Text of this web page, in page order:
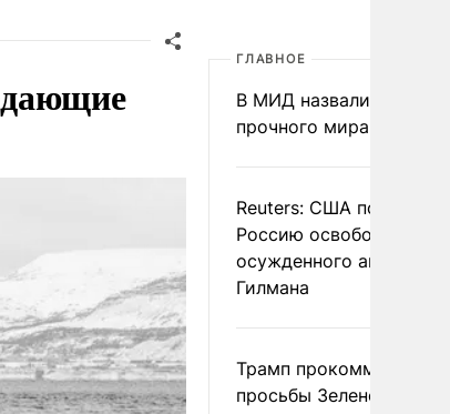
ГЛАВНОЕ
В МИД назвали условия
прочного мира на
Reuters: США
Россию освободить
осужденного
Гилмана
Трамп
просьбы Зеленского о